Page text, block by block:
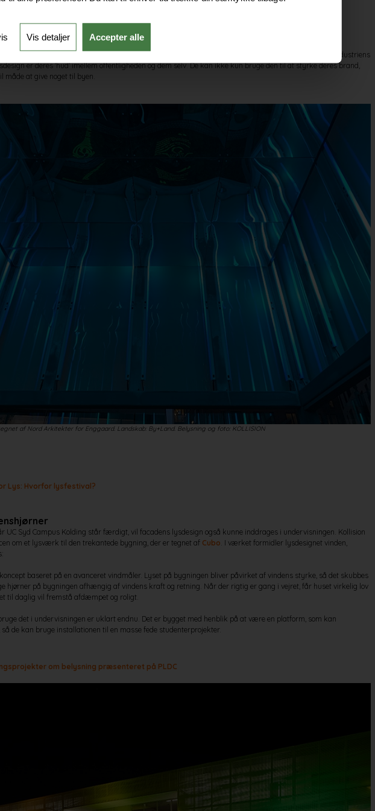
Kollision udviklet indholdselementer som Dansk Industri kan anvende i forskellige anledninger som fx
Kulturnatten eller Copenhagen Light Festival
lysstyrings-software baseret på en realtids 3Dmodel, der er forankret i kommunikationsafdelingen i Industriens
er deres 'hud' imellem offentligheden og dem selv. De kan ikke kun bruge den til at styrke deres brand,
måde at give noget til byen.
af Nord Arkitekter for Enggaard. Landskab: By+Land. Belysning og foto: KOLLISION
Lys: Hvorfor lysfestival?
UC Syd Campus Kolding står færdigt, vil facadens lysdesign også kunne inddrages i undervisningen. Kollision
om et lysværk til den trekantede bygning, der er tegnet af Cubo. I værket formidler lysdesignet vinden,
baseret på en avanceret vindmåler. Lyset på bygningen bliver påvirket af vindens styrke, så det skubbes
hjørner på bygningen afhængig af vindens kraft og retning. Når der rigtig er gang i vejret, får huset virkelig lov
til daglig vil fremstå afdæmpet og roligt.
det i undervisningen er uklart endnu. Det er bygget med henblik på at være en platform, som kan
så de kan bruge installationen til en masse fede studenterprojekter.
om belysning præsenteret på PLDC
Vis detaljer Accepter alle